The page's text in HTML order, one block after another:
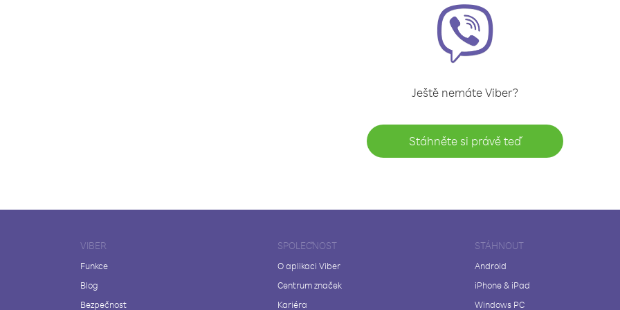
Ještě nemáte Viber?
Stáhněte si právě teď
VIBER
Funkce
Blog
Bezpečnost
SPOLEČNOST
O aplikaci Viber
Centrum značek
Kariéra
STÁHNOUT
Android
iPhone & iPad
Windows PC